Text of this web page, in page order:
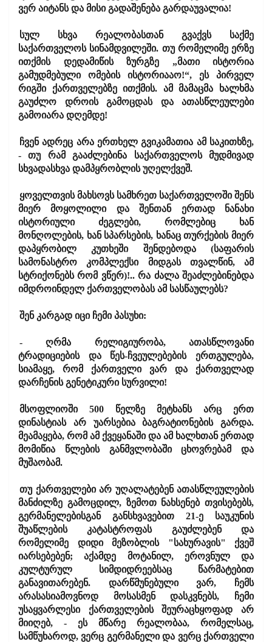
ვერ აიტანს და მისი გადაშენება გარდაუვალია!
სულ სხვა რეალობასთან გვაქვს საქმე
საქართველოს სინამდვილეში. თუ რომელიმე ერზე
ითქმის დედამიწის ზურგზე „მათი ისტორია
გამუდმებული ომების ისტორიააო!“, ეს პირველ
რიგში ქართველებზე ითქმის. ამ მამაცმა ხალხმა
გაუძლო დროის გამოცდას და ათასწლეულები
გამოიარა დღემდე!
ჩვენ ადრეც არა ერთხელ გვიკამათია ამ საკითხზე,
- თუ რამ გააძლებინა საქართველოს მუდმივად
სხვადასხვა დამპყრობლის უღელქვეშ.
ყოველთვის მახსოვს სამხრეთ საქართველოში შენს
მიერ მოყოლილი და შენთან ერთად ნანახი
ისტორიული ძეგლები, რომლებიც ხან
მონღოლების, ხან სპარსების, ხანაც თურქების მიერ
დაპყრობილ კუთხეში შენდებოდა (საფარის
სამონასტრო კომპლექსი მიდგას თვალწინ, ამ
სტრიქონებს რომ ვწერ)!.. რა ძალა შეაძლებინებდა
იმდროინდელ ქართველობას ამ სასწაულებს?
შენ კარგად იცი ჩემი პასუხი:
- ღრმა რელიგიურობა, ათასწლოვანი
ტრადიციების და წეს-ჩვეულებების ერთგულება,
სიამაყე, რომ ქართველი ვარ და ქართველად
დარჩენის გენეტიკური სურვილი!
მსოფლიოში 500 წელზე მეტხანს არც ერთ
დინასტიას არ უარსებია ბაგრატიონების გარდა.
მეამაყება, რომ ამ ქვეყანაში და ამ ხალხთან ერთად
მომიწია წლების განმვლობაში ცხოვრებამ და
მუშაობამ.
თუ ქართველები არ უღალატებენ ათასწლეულების
მანძილზე გამოცდილ, ზემოთ ნახსენებ თვისებებს,
გერმანელებისგან განსხვავებით 21-ე საუკუნის
შუაწლების კატასტროფას გაუძლებენ და
რომელიმე დიდი მეზობლის "სახურავის" ქვეშ
იარსებებენ; აქამდე მოტანილ, ეროვნულ და
კულტურულ სიმდიდრეებსაც წარმატებით
განავითარებენ. დარწმუნებული ვარ, ჩემს
არასასიამოვნოდ მოსასმენ დასკვნებს, ჩემი
უსაყვარლესი ქართველების შეურაცხყოფად არ
მიიღებ, - ეს მწარე რეალობაა, რომელსაც,
სამწუხაროდ, ვერც გერმანელი და ვერც ქართველი